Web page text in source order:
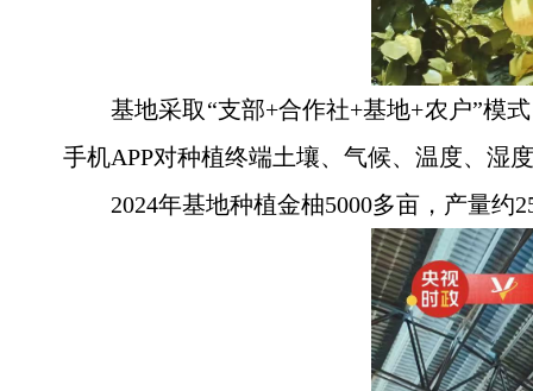
基地采取“支部+合作社+基地+农户”模
手机APP对种植终端土壤、气候、温度、湿
2024年基地种植金柚5000多亩，产量约